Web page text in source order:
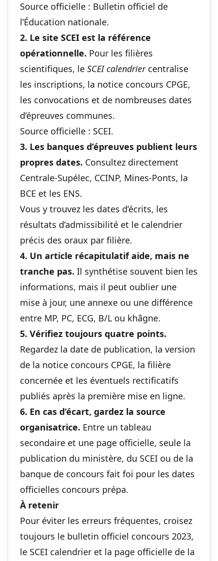
Source officielle : Bulletin officiel de
l’Éducation nationale.
2. Le site SCEI est la référence
opérationnelle. Pour les filières
scientifiques, le SCEI calendriercentralise
les inscriptions, la notice concours CPGE,
les convocations et de nombreuses dates
d’épreuves communes.
Source officielle : SCEI.
3. Les banques d’épreuves publient leurs
propres dates. Consultez directement
Centrale-Supélec, CCINP, Mines-Ponts, la
BCE et les ENS.
Vous y trouvez les dates d’écrits, les
résultats d’admissibilité et le calendrier
précis des oraux par filière.
4. Un article récapitulatif aide, mais ne
tranche pas. Il synthétise souvent bien les
informations, mais il peut oublier une
mise à jour, une annexe ou une différence
entre MP, PC, ECG, B/L ou khâgne.
5. Vérifiez toujours quatre points.
Regardez la date de publication, la version
de la notice concours CPGE, la filière
concernée et les éventuels rectificatifs
publiés après la première mise en ligne.
6. En cas d’écart, gardez la source
organisatrice. Entre un tableau
secondaire et une page officielle, seule la
publication du ministère, du SCEI ou de la
banque de concours fait foi pour les dates
officielles concours prépa.
À retenir
Pour éviter les erreurs fréquentes, croisez
toujours le bulletin officiel concours 2023,
le SCEI calendrier et la page officielle de la